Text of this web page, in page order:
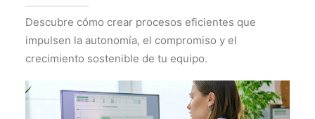
Descubre cómo crear procesos eficientes que
impulsen la autonomía, el compromiso y el
crecimiento sostenible de tu equipo.